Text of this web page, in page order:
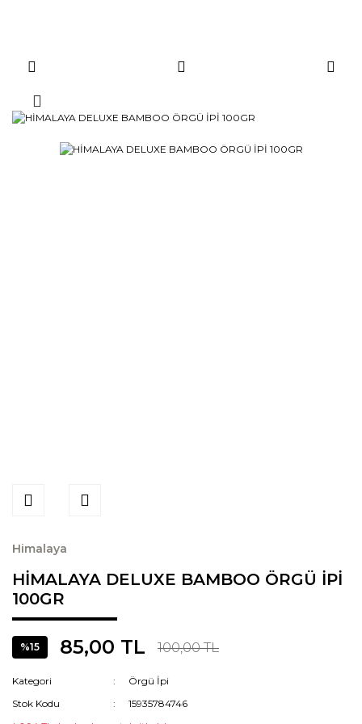
Himalaya
HİMALAYA DELUXE BAMBOO ÖRGÜ İPİ
100GR
%15 85,00 TL 100,00 TL
Kategori
Örgü İpi
Stok Kodu
15935784746